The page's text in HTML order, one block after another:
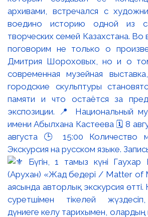
архивами, встречался с
воедино историю одной из
творческих семей Казахстана. Во
поговорим не только о
Дмитрия Шороховых, но и о
современная музейная
городские скульптуры
памяти и что остаётся за
экспозиции. 📍 Национальный
имени Абылхана Кастеева 🗓 8
августа 🕒 15:00 Количество
Экскурсия на русском языке.